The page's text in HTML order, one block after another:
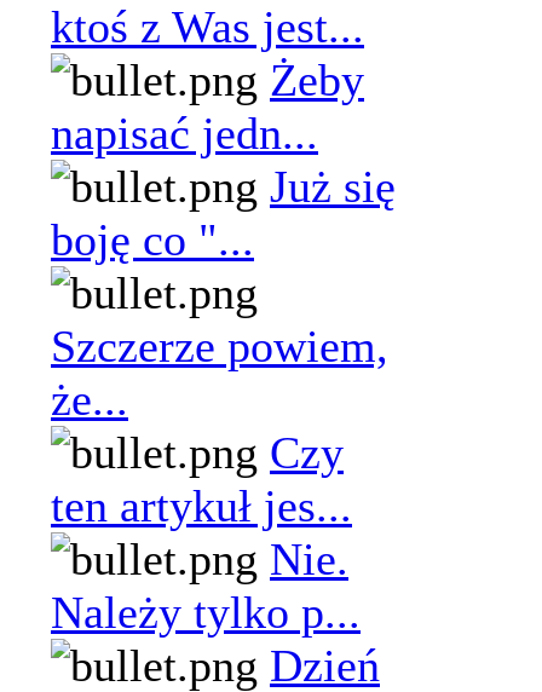
ktoś z Was jest...
Żeby
napisać jedn...
Już się
boję co "...
Szczerze powiem,
że...
Czy
ten artykuł jes...
Nie.
Należy tylko p...
Dzień